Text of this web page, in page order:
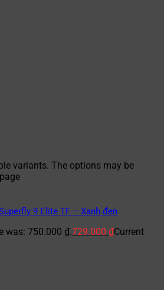
variants. The options may be
9 Elite TF – Xanh đen
was: 750.000 ₫.729.000 ₫Current